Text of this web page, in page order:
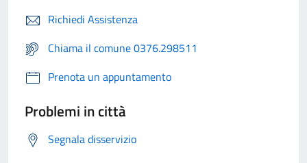
Richiedi Assistenza
Chiama il comune 0376.298511
Prenota un appuntamento
Problemi in città
Segnala disservizio